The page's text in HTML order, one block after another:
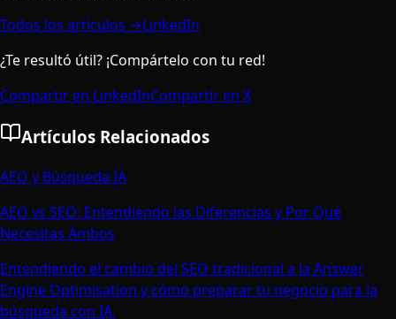
Todos los artículos →LinkedIn
¿Te resultó útil? ¡Compártelo con tu red!
Compartir en LinkedInCompartir en X
Artículos Relacionados
AEO y Búsqueda IA
AEO vs SEO: Entendiendo las Diferencias y Por Qué
Necesitas Ambos
Entendiendo el cambio del SEO tradicional a la Answer
Engine Optimisation y cómo preparar tu negocio para la
búsqueda con IA.